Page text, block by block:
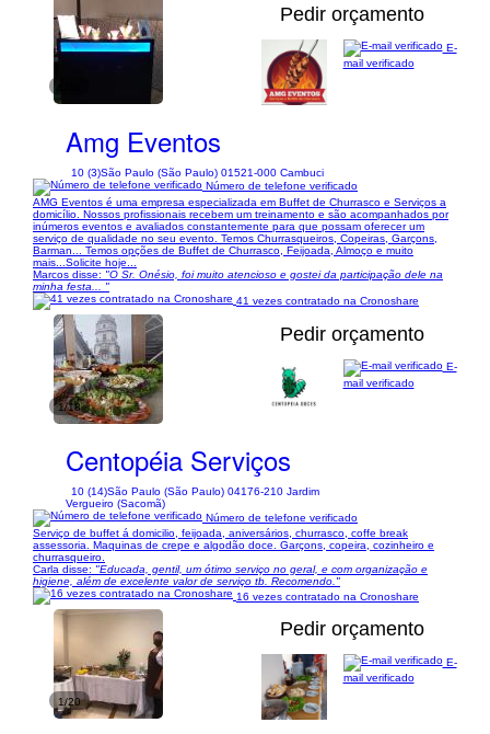
Pedir orçamento
Amg Eventos
10 (3)São Paulo (São Paulo) 01521-000 Cambuci
E-
mail verificado
Número de telefone verificado
AMG Eventos é uma empresa especializada em Buffet de Churrasco e Serviços a
domicílio. Nossos profissionais recebem um treinamento e são acompanhados por
inúmeros eventos e avaliados constantemente para que possam oferecer um
serviço de qualidade no seu evento. Temos Churrasqueiros, Copeiras, Garçons,
Barman... Temos opções de Buffet de Churrasco, Feijoada, Almoço e muito
mais...Solicite hoje...
Marcos disse: "O Sr. Onésio, foi muito atencioso e gostei da participação dele na
minha festa... "
41 vezes contratado na Cronoshare
1/18
Pedir orçamento
Centopéia Serviços
10 (14)São Paulo (São Paulo) 04176-210 Jardim
Vergueiro (Sacomã)
E-
mail verificado
Número de telefone verificado
Serviço de buffet á domicilio, feijoada, aniversários, churrasco, coffe break
assessoria. Maquinas de crepe e algodão doce. Garçons, copeira, cozinheiro e
churrasqueiro.
Carla disse: "Educada, gentil, um ótimo serviço no geral, e com organização e
higiene, além de excelente valor de serviço tb. Recomendo."
16 vezes contratado na Cronoshare
1/20
Pedir orçamento
E-
mail verificado